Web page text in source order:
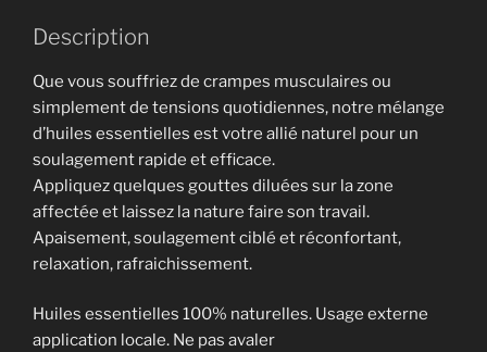
Description
Que vous souffriez de crampes musculaires ou
simplement de tensions quotidiennes, notre mélange
d’huiles essentielles est votre allié naturel pour un
soulagement rapide et efficace.
Appliquez quelques gouttes diluées sur la zone
affectée et laissez la nature faire son travail.
Apaisement, soulagement ciblé et réconfortant,
relaxation, rafraichissement.
Huiles essentielles 100% naturelles. Usage externe
application locale. Ne pas avaler